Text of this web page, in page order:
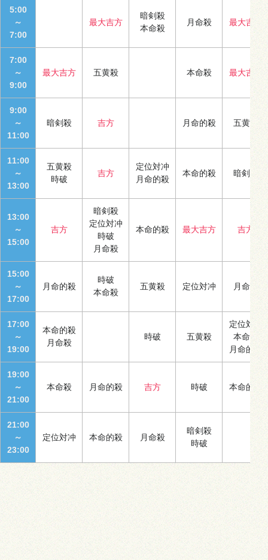
5:00
～
7:00
最大吉方
暗剣殺
本命殺
月命殺 最大吉方
7:00
～
9:00
最大吉方 五黄殺 本命殺 最大吉方
9:00
～
11:00
暗剣殺 吉方 月命的殺 五黄殺
11:00
～
13:00
五黄殺
時破
吉方
定位対冲
月命的殺
本命的殺 暗剣殺
13:00
～
15:00
吉方
暗剣殺
定位対冲
時破
月命殺
本命的殺 最大吉方 吉方
15:00
～
17:00
月命的殺
時破
本命殺
五黄殺 定位対冲 月命殺
17:00
～
19:00
本命的殺
月命殺
時破 五黄殺
定位対冲
本命殺
月命的殺
19:00
～
21:00
本命殺 月命的殺 吉方 時破 本命的殺
21:00
～
23:00
定位対冲 本命的殺 月命殺
暗剣殺
時破